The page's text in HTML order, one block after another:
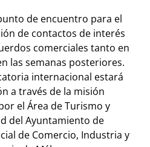
de encuentro para el
de contactos de interés
comerciales tanto en
las semanas posteriores.
internacional estará
a través de la misión
el Área de Turismo y
del Ayuntamiento de
de Comercio, Industria y